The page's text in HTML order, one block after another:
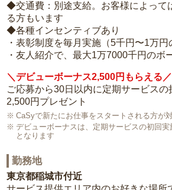
◆交通費：別途支給。お客様によって
る方もいます
◆各種インセンティブあり
・表彰制度を毎月実施（5千円〜1万円
・友人紹介で、最大1万7000千円のボ
＼デビューボーナス2,500円もらえる／
ご応募から30日以内に定期サービスの
2,500円プレゼント
CaSyで新たにお仕事をスタートされる方が
デビューボーナスは、定期サービスの初回
となります
勤務地
東京都稲城市付近